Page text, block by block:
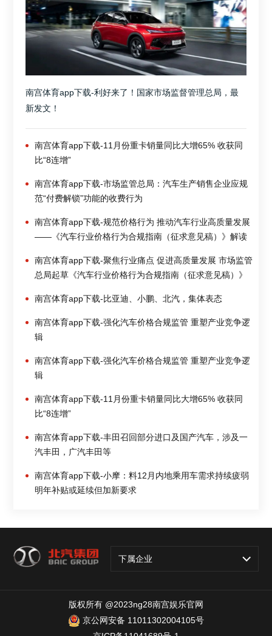
南宫体育app下载-利好来了！国家市场监督管理总局，最
新发文！
南宫体育app下载-11月份重卡销量同比大增65% 收获同
比“8连增”
南宫体育app下载-市场监管总局：汽车生产销售企业应规
范“付费解锁”功能的收费行为
南宫体育app下载-规范价格行为 推动汽车行业高质量发展
——《汽车行业价格行为合规指南（征求意见稿）》解读
南宫体育app下载-聚焦行业痛点 促进高质量发展 市场监管
总局起草《汽车行业价格行为合规指南（征求意见稿）》
南宫体育app下载-比亚迪、小鹏、北汽，集体表态
南宫体育app下载-强化汽车价格合规监管 重塑产业竞争逻
辑
南宫体育app下载-强化汽车价格合规监管 重塑产业竞争逻
辑
南宫体育app下载-11月份重卡销量同比大增65% 收获同
比“8连增”
南宫体育app下载-丰田召回部分进口及国产汽车，涉及一
汽丰田，广汽丰田等
南宫体育app下载-小摩：料12月内地乘用车需求持续疲弱
明年补贴或延续但加新要求
下属企业
版权所有 @2023ng28南宫娱乐官网
京公网安备 11011302004105号